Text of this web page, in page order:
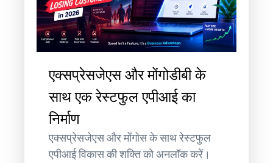
एक्सप्रेसजेएस और मोंगोडीबी के
साथ एक रेस्टफुल एपीआई का
निर्माण
एक्सप्रेसजेएस और मोंगोस के साथ रेस्टफुल
एपीआई विकास की शक्ति को अनलॉक करें।